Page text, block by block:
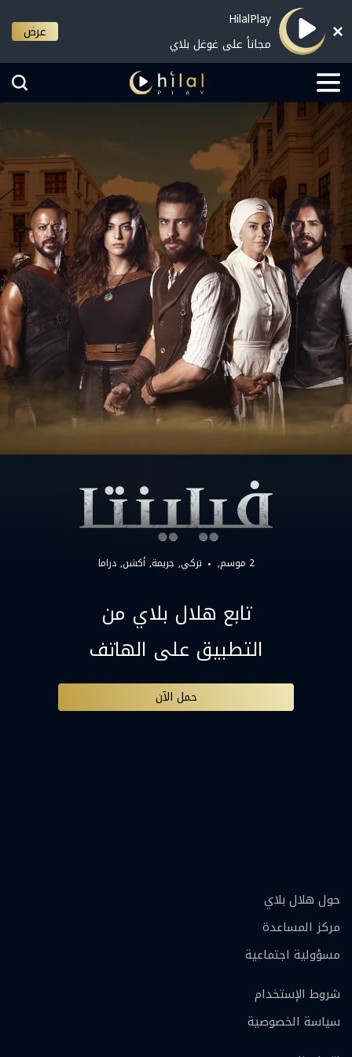
HilalPlay
مجاناً على غوغل بلاي
عرض
2 موسم, تركي جريمة أكشن دراما
تابع هلال بلاي من
التطبيق على الهاتف
حمل الآن
حول هلال بلاي
مركز المساعدة
مسؤولية اجتماعية
شروط الإستخدام
سياسة الخصوصية